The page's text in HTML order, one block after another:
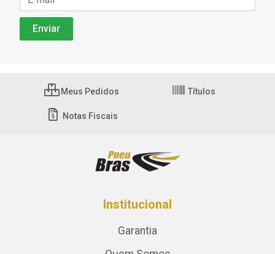
Meus Pedidos Títulos
Notas Fiscais
Institucional
Garantia